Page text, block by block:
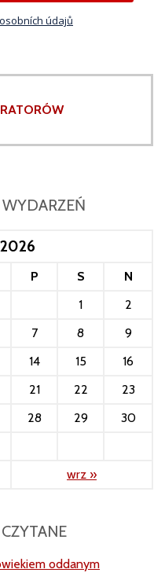
údajů
P S
N
1
2
7 8
9
14 15
16
21 22
23
28 29
30
wrz »
CZYTANE
oddanym